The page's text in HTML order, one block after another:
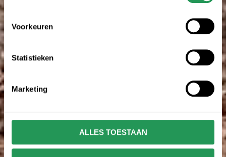
Voorkeuren
Statistieken
Marketing
ALLES TOESTAAN